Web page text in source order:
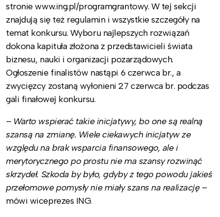
stronie www.ing.pl/programgrantowy. W tej sekcji
znajdują się też regulamin i wszystkie szczegóły na
temat konkursu. Wyboru najlepszych rozwiązań
dokona kapituła złożona z przedstawicieli świata
biznesu, nauki i organizacji pozarządowych.
Ogłoszenie finalistów nastąpi 6 czerwca br., a
zwycięzcy zostaną wyłonieni 27 czerwca br. podczas
gali finałowej konkursu.
– Warto wspierać takie inicjatywy, bo one są realną
szansą na zmianę. Wiele ciekawych inicjatyw ze
względu na brak wsparcia finansowego, ale i
merytorycznego po prostu nie ma szansy rozwinąć
skrzydeł. Szkoda by było, gdyby z tego powodu jakieś
przełomowe pomysły nie miały szans na realizację –
mówi wiceprezes ING.